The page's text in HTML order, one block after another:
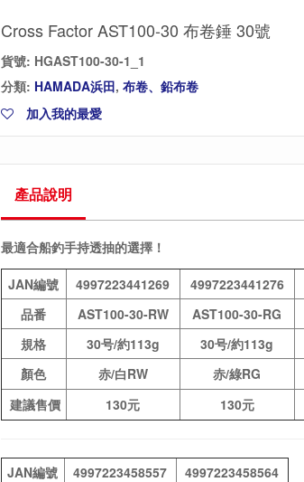
Cross Factor AST100-30 布卷錘 30號
貨號: HGAST100-30-1_1
分類: HAMADA浜田, 布卷、鉛布卷
加入我的最愛
產品說明
最適合船釣手持透抽的選擇！
JAN編號 4997223441269 4997223441276
品番
AST100-30-RW AST100-30-RG
規格
30号/約113g 30号/約113g
顏色
赤/白RW 赤/綠RG
建議售價
130元 130元
JAN編號 4997223458557
4997223458564